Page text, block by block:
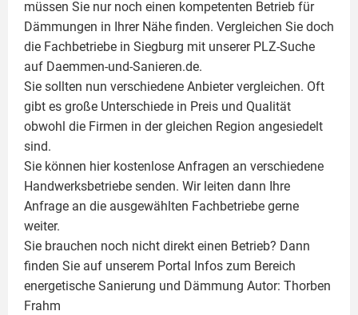
müssen Sie nur noch einen kompetenten Betrieb für
Dämmungen in Ihrer Nähe finden. Vergleichen Sie doch
die Fachbetriebe in Siegburg mit unserer PLZ-Suche
auf Daemmen-und-Sanieren.de.
Sie sollten nun verschiedene Anbieter vergleichen. Oft
gibt es große Unterschiede in Preis und Qualität
obwohl die Firmen in der gleichen Region angesiedelt
sind.
Sie können hier kostenlose Anfragen an verschiedene
Handwerksbetriebe senden. Wir leiten dann Ihre
Anfrage an die ausgewählten Fachbetriebe gerne
weiter.
Sie brauchen noch nicht direkt einen Betrieb? Dann
finden Sie auf unserem Portal Infos zum Bereich
energetische Sanierung und Dämmung Autor: Thorben
Frahm